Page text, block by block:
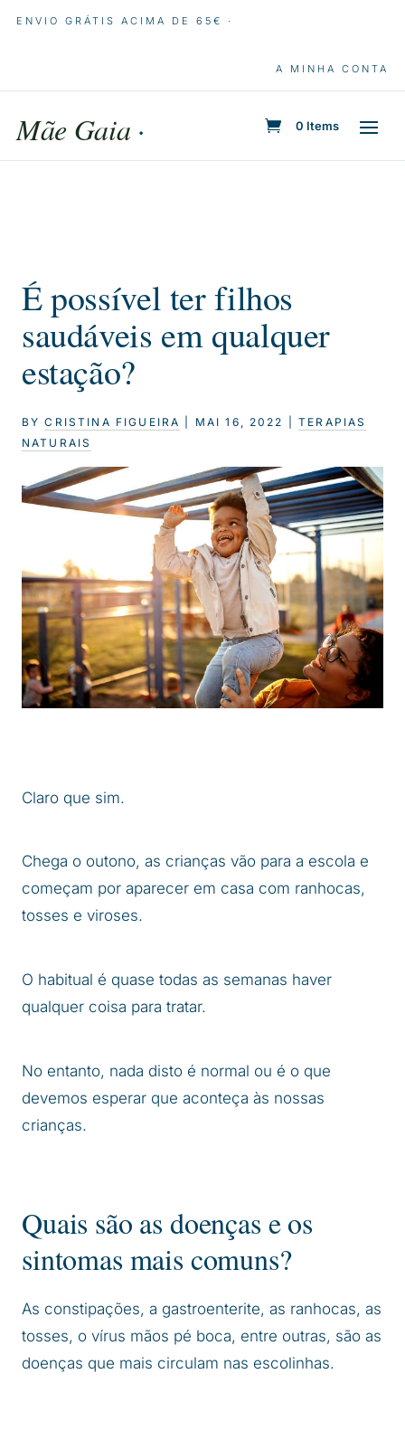
ENVIO GRÁTIS ACIMA DE 65€ ·
A MINHA CONTA
Mãe Gaia · 0 Items
É possível ter filhos
saudáveis em qualquer
estação?
BYCRISTINA FIGUEIRA MAI 16, 2022 |TERAPIAS
NATURAIS
Claro que sim.
Chega o outono, as crianças vão para a escola e
começam por aparecer em casa com ranhocas,
tosses e viroses.
O habitual é quase todas as semanas haver
qualquer coisa para tratar.
No entanto, nada disto é normal ou é o que
devemos esperar que aconteça às nossas
crianças.
Quais são as doenças e os
sintomas mais comuns?
As constipações, a gastroenterite, as ranhocas, as
tosses, o vírus mãos pé boca, entre outras, são as
doenças que mais circulam nas escolinhas.